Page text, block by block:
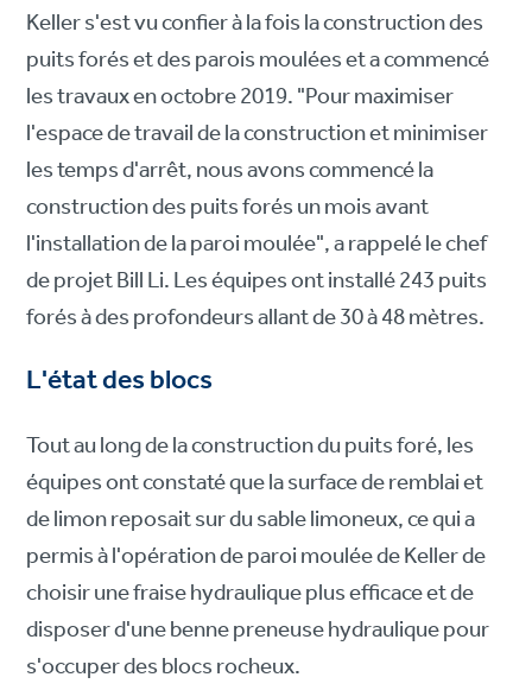
Keller s'est vu confier à la fois la construction des
puits forés et des parois moulées et a commencé
les travaux en octobre 2019. "Pour maximiser
l'espace de travail de la construction et minimiser
les temps d'arrêt, nous avons commencé la
construction des puits forés un mois avant
l'installation de la paroi moulée", a rappelé le chef
de projet Bill Li. Les équipes ont installé 243 puits
forés à des profondeurs allant de 30 à 48 mètres.
L'état des blocs
Tout au long de la construction du puits foré, les
équipes ont constaté que la surface de remblai et
de limon reposait sur du sable limoneux, ce qui a
permis à l'opération de paroi moulée de Keller de
choisir une fraise hydraulique plus efficace et de
disposer d'une benne preneuse hydraulique pour
s'occuper des blocs rocheux.